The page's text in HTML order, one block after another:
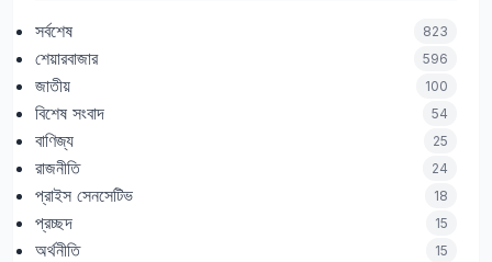
সর্বশেষ 823
শেয়ারবাজার 596
জাতীয় 100
বিশেষ সংবাদ 54
বাণিজ্য 25
রাজনীতি 24
প্রাইস সেনসেটিভ 18
প্রচ্ছদ 15
অর্থনীতি 15